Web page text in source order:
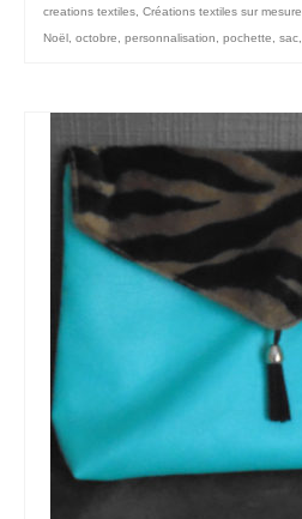
creations textiles Créations textiles sur mesure
Noël octobre personnalisation pochette sac